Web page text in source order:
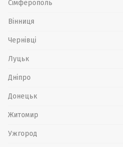
Сімферополь
Вінниця
Чернівці
Луцьк
Дніпро
Донецьк
Житомир
Ужгород